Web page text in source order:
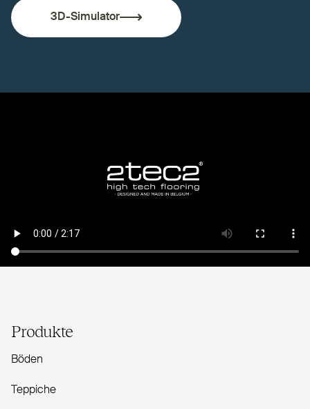
3D-Simulator
Produkte
Böden
Teppiche